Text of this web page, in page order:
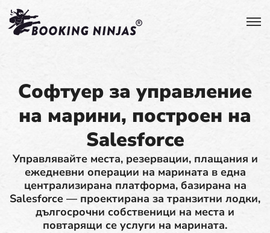
Софтуер за управление
на марини, построен на
Salesforce
Управлявайте места, резервации, плащания и
ежедневни операции на марината в една
централизирана платформа, базирана на
Salesforce — проектирана за транзитни лодки,
дългосрочни собственици на места и
повтарящи се услуги на марината.